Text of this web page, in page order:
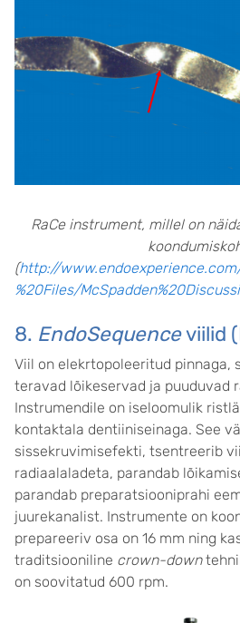
RaCe instrument, millel on
(http://
%20Files/
8. EndoSequenceviilid
Viil on elekrtopoleeritud pinnaga,
teravad lõikeservad ja puuduvad
Instrumendile on iseloomulik
kontaktala dentiiniseinaga. See
sissekruvimisefekti, tsentreerib
radiaalaladeta, parandab
parandab preparatsiooniprahi
juurekanalist. Instrumente on
prepareeriv osa on 16 mm ning
traditsiooniline crown-down
on soovitatud 600 rpm.